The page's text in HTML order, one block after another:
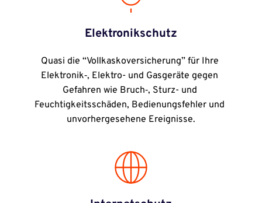
Elektronikschutz
Quasi die “Vollkaskoversicherung” für Ihre
Elektronik‑, Elektro- und Gasgeräte gegen
Gefahren wie Bruch‑, Sturz- und
Feuchtigkeitsschäden, Bedienungsfehler und
unvorhergesehene Ereignisse.